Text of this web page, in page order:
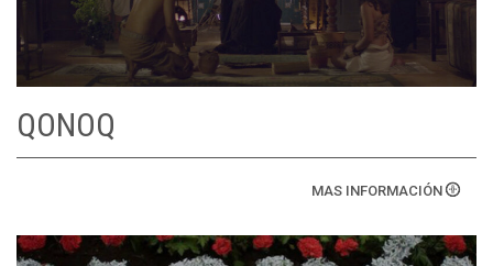
QONOQ
MAS INFORMACIÓN